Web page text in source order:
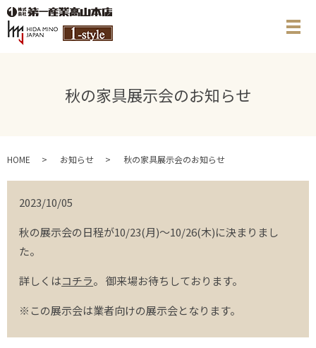
メ
秋の家具展示会のお知らせ
HOME お知らせ 秋の家具展示会のお知らせ
2023/10/05
秋の展示会の日程が10/23(月)～10/26(木)に決まりまし
た。
詳しくはコチラ。 御来場お待ちしております。
※この展示会は業者向けの展示会となります。